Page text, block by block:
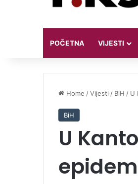
POČETNA VIJESTI
Home /Vijesti / BiH / U
BiH
U